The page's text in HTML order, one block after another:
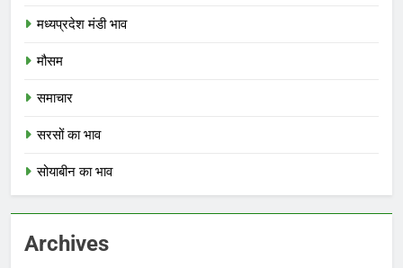
मध्यप्रदेश मंडी भाव
मौसम
समाचार
सरसों का भाव
सोयाबीन का भाव
Archives